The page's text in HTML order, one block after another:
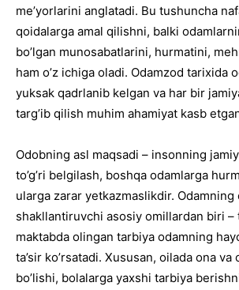
me’yorlarini anglatadi. Bu tushuncha
qoidalarga amal qilishni, balki
bo’lgan munosabatlarini, hurmatini,
ham o’z ichiga oladi. Odamzod tarixida
yuksak qadrlanib kelgan va har bir
targ’ib qilish muhim ahamiyat kasb
Odobning asl maqsadi – insonning
to’g’ri belgilash, boshqa odamlarga
ularga zarar yetkazmaslikdir. Odamning
shakllantiruvchi asosiy omillardan biri –
maktabda olingan tarbiya odamning
ta’sir ko’rsatadi. Xususan, oilada ona
bo’lishi, bolalarga yaxshi tarbiya